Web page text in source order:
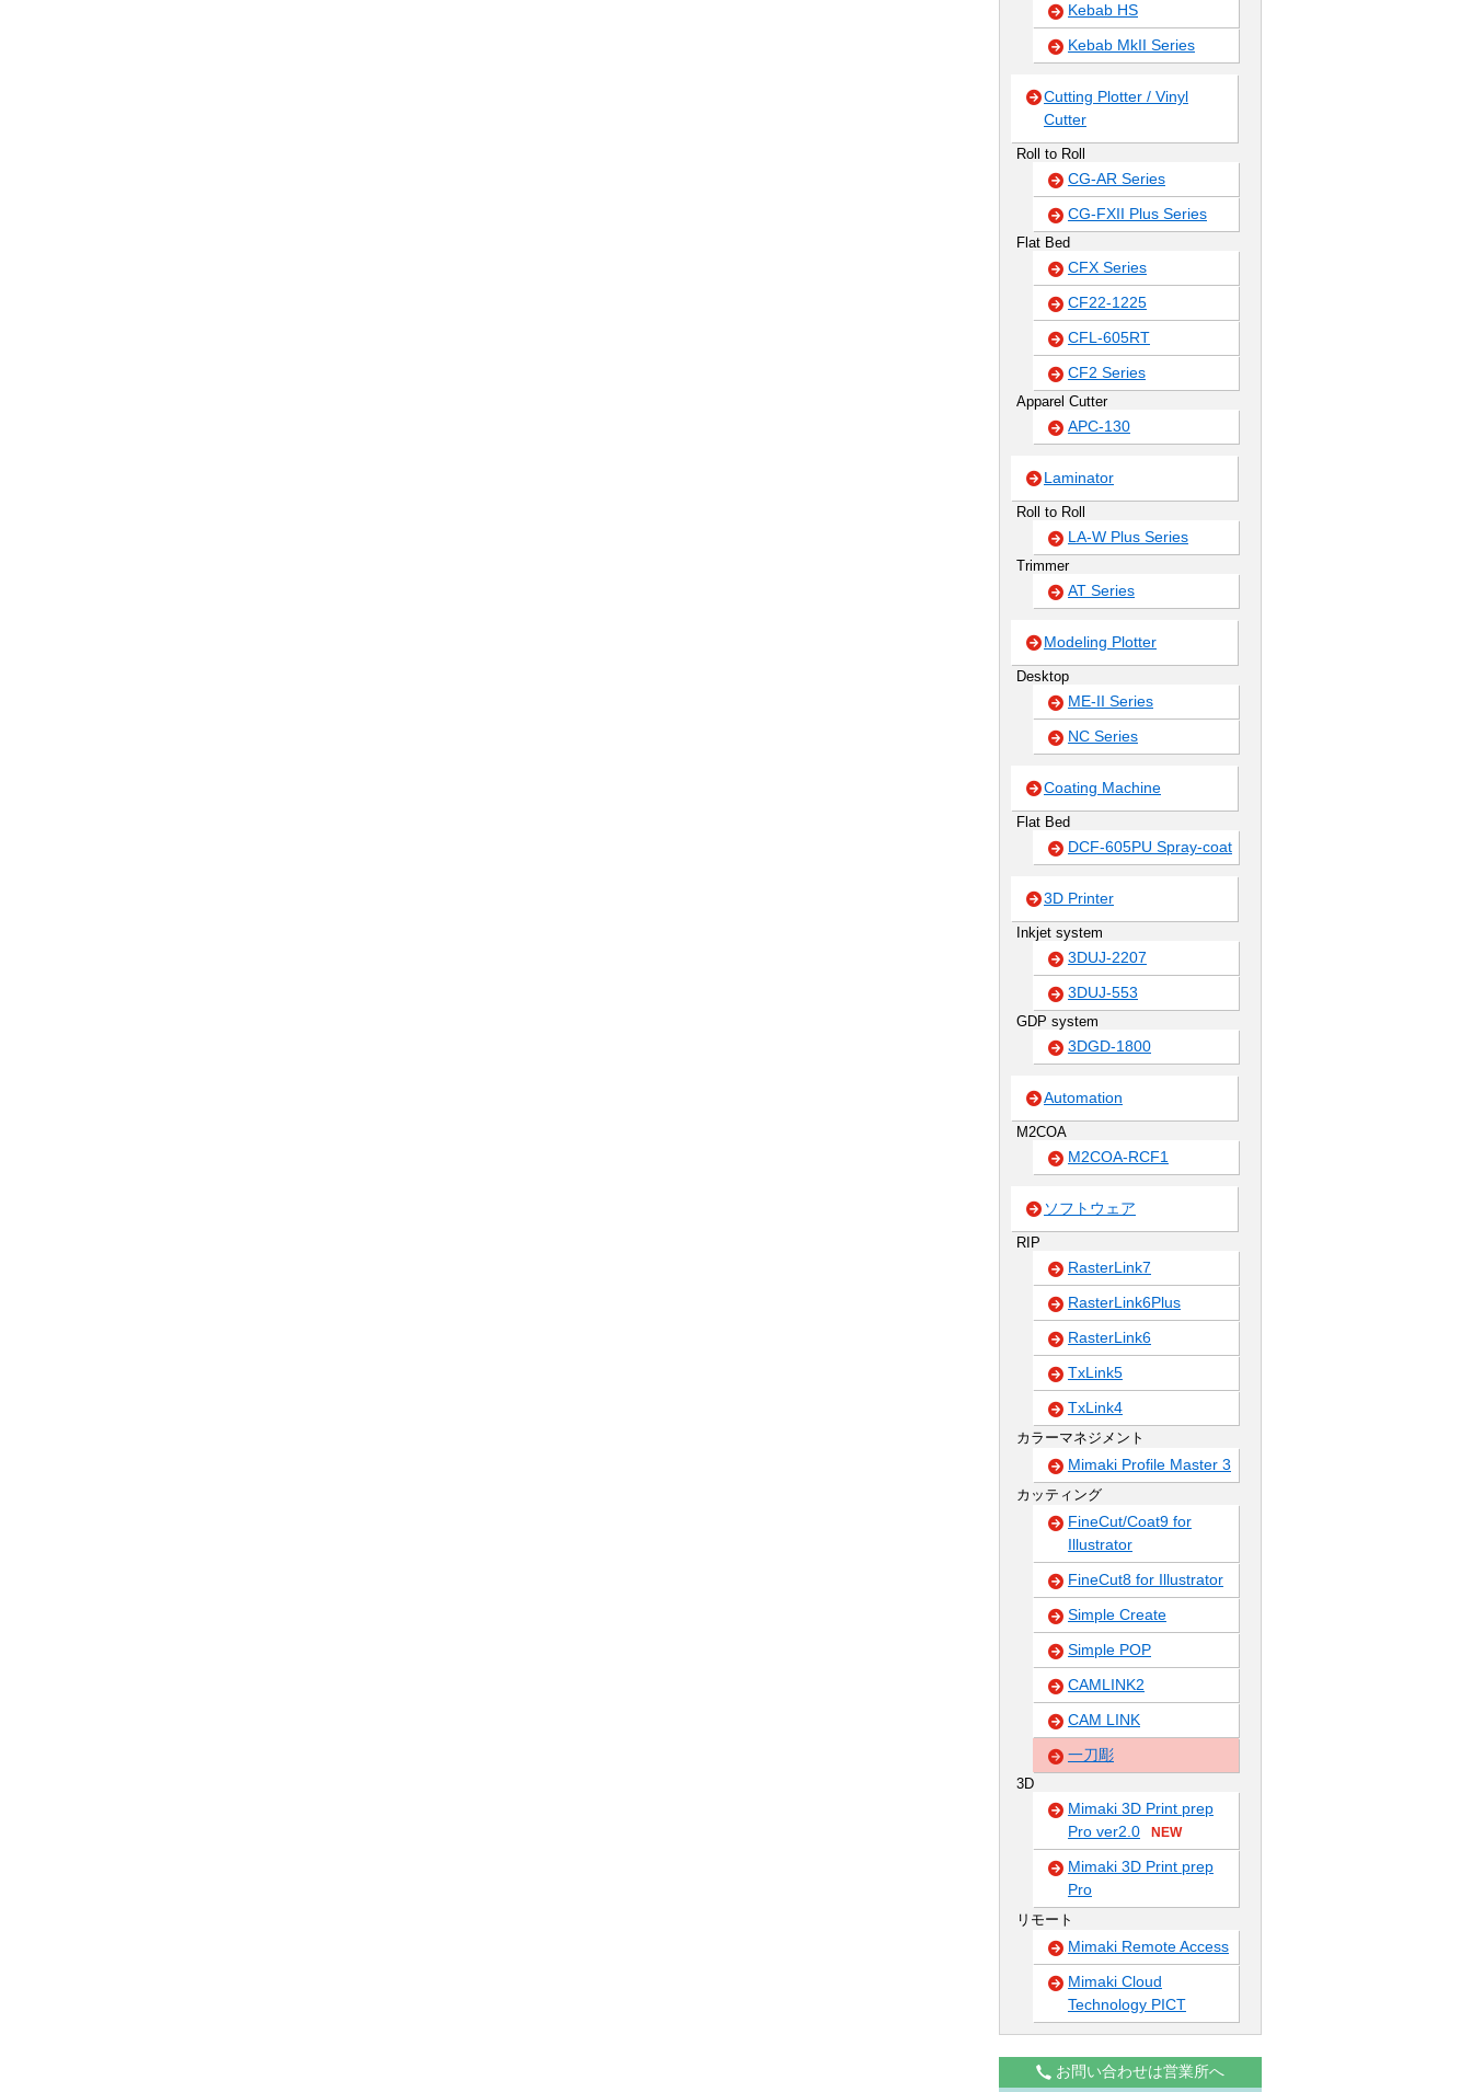
Kebab HS
Kebab MkII Series
Cutting Plotter / Vinyl
Cutter
Roll to Roll
CG-AR Series
CG-FXII Plus Series
Flat Bed
CFX Series
CF22-1225
CFL-605RT
CF2 Series
Apparel Cutter
APC-130
Laminator
Roll to Roll
LA-W Plus Series
Trimmer
AT Series
Modeling Plotter
Desktop
ME-II Series
NC Series
Coating Machine
Flat Bed
DCF-605PU Spray-coat
3D Printer
Inkjet system
3DUJ-2207
3DUJ-553
GDP system
3DGD-1800
Automation
M2COA
M2COA-RCF1
ソフトウェア
RIP
RasterLink7
RasterLink6Plus
RasterLink6
TxLink5
TxLink4
カラーマネジメント
Mimaki Profile Master 3
カッティング
FineCut/Coat9 for
Illustrator
FineCut8 for Illustrator
Simple Create
Simple POP
CAMLINK2
CAM LINK
一刀彫
3D
Mimaki 3D Print prep
Pro ver2.0
NEW
Mimaki 3D Print prep
Pro
リモート
Mimaki Remote Access
Mimaki Cloud
Technology PICT
お問い合わせは営業所へ